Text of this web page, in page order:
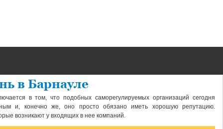
в Барнауле
в том, что подобных саморегулируемых организаций сегодня
и, конечно же, оно просто обязано иметь хорошую репутацию.
возникают у входящих в нее компаний.